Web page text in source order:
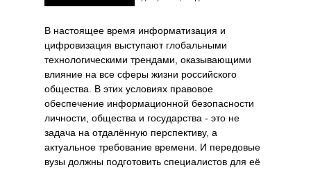
В настоящее время информатизация и
цифровизация выступают глобальными
технологическими трендами, оказывающими
влияние на все сферы жизни российского
общества. В этих условиях правовое
обеспечение информационной безопасности
личности, общества и государства - это не
задача на отдалённую перспективу, а
актуальное требование времени. И передовые
вузы должны подготовить специалистов для её